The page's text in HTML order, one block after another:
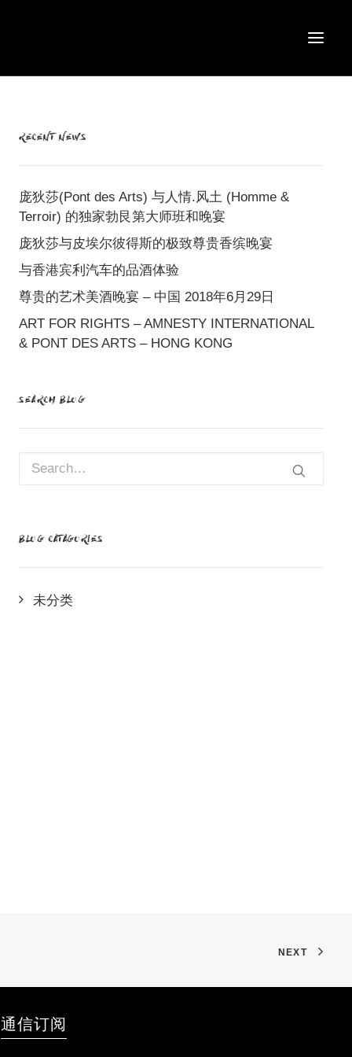
RECENT NEWS
庞狄莎(Pont des Arts) 与人情.风土 (Homme &
Terroir) 的独家勃艮第大师班和晚宴
庞狄莎与皮埃尔彼得斯的极致尊贵香缤晚宴
与香港宾利汽车的品酒体验
尊贵的艺术美酒晚宴 – 中国 2018年6月29日
ART FOR RIGHTS – AMNESTY INTERNATIONAL
& PONT DES ARTS – HONG KONG
SEARCH BLOG
BLOG CATAGORIES
未分类
NEXT
通信订阅